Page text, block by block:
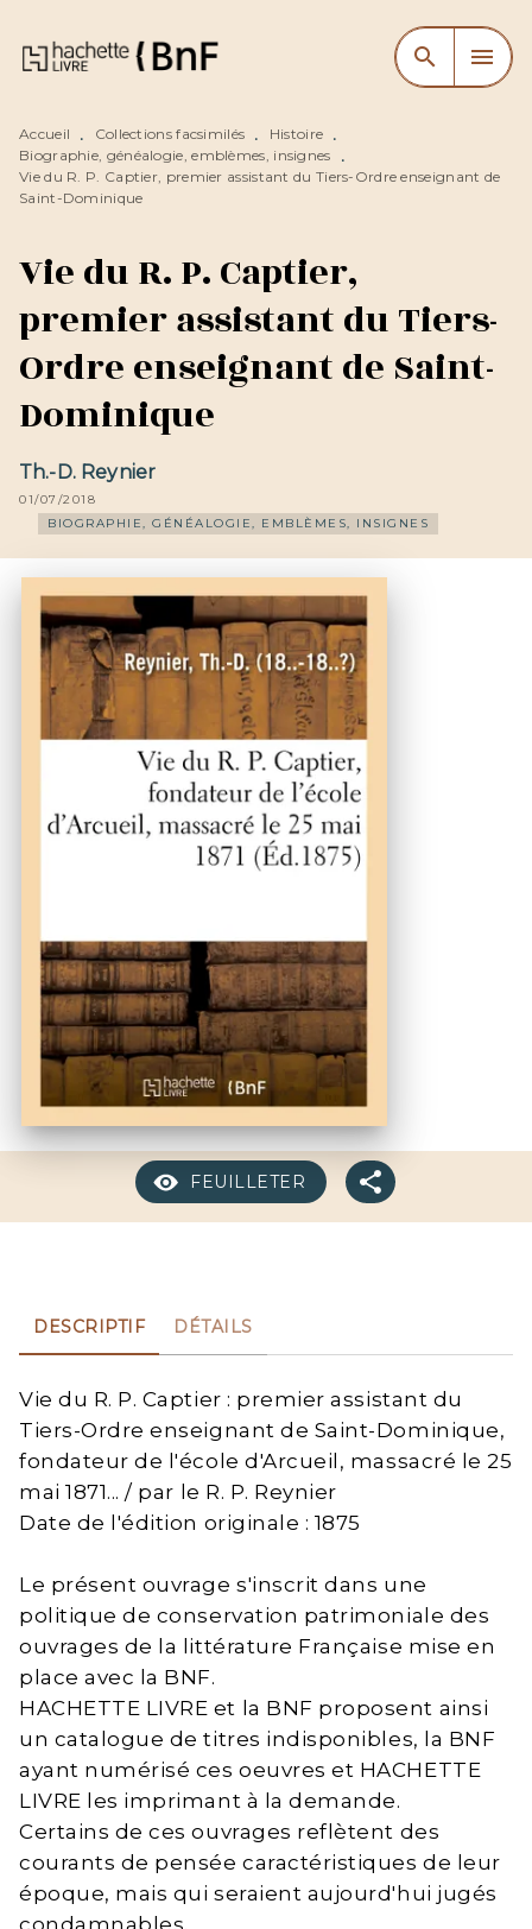
MENU RECHERCHE
CONTENU
search menu
Accueil • Collections facsimilés • Histoire •
Biographie, généalogie, emblèmes, insignes
•
Vie du R. P. Captier, premier assistant du Tiers-Ordre enseignant de
Saint-Dominique
Vie du R. P. Captier,
premier assistant du Tiers-
Ordre enseignant de Saint-
Dominique
Th.-D. Reynier
01/07/2018
BIOGRAPHIE, GÉNÉALOGIE, EMBLÈMES, INSIGNES
FEUILLETER
DESCRIPTIF DÉTAILS
Vie du R. P. Captier : premier assistant du
Tiers-Ordre enseignant de Saint-Dominique,
fondateur de l'école d'Arcueil, massacré le 25
mai 1871... / par le R. P. Reynier
Date de l'édition originale : 1875
Le présent ouvrage s'inscrit dans une
politique de conservation patrimoniale des
ouvrages de la littérature Française mise en
place avec la BNF.
HACHETTE LIVRE et la BNF proposent ainsi
un catalogue de titres indisponibles, la BNF
ayant numérisé ces oeuvres et HACHETTE
LIVRE les imprimant à la demande.
Certains de ces ouvrages reflètent des
courants de pensée caractéristiques de leur
époque, mais qui seraient aujourd'hui jugés